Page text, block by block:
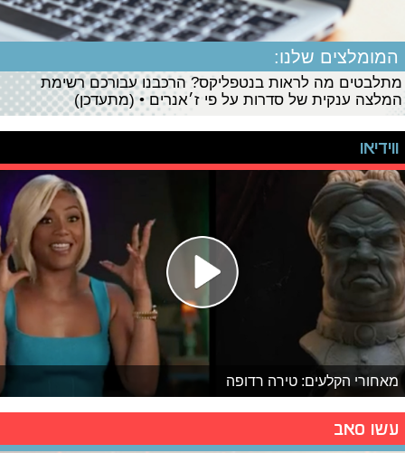
המומלצים שלנו:
מתלבטים מה לראות בנטפליקס? הרכבנו עבורכם רשימת
המלצה ענקית של סדרות על פי ז׳אנרים • (מתעדכן)
ווידיאו
מאחורי הקלעים: טירה רדופה
עשו סאב